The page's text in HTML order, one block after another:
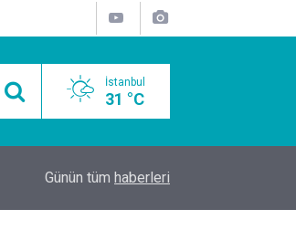
İstanbul
31 °C
Mobil Araçlarla Hayır Lokması Dağıtımının
Günün tüm haberleri